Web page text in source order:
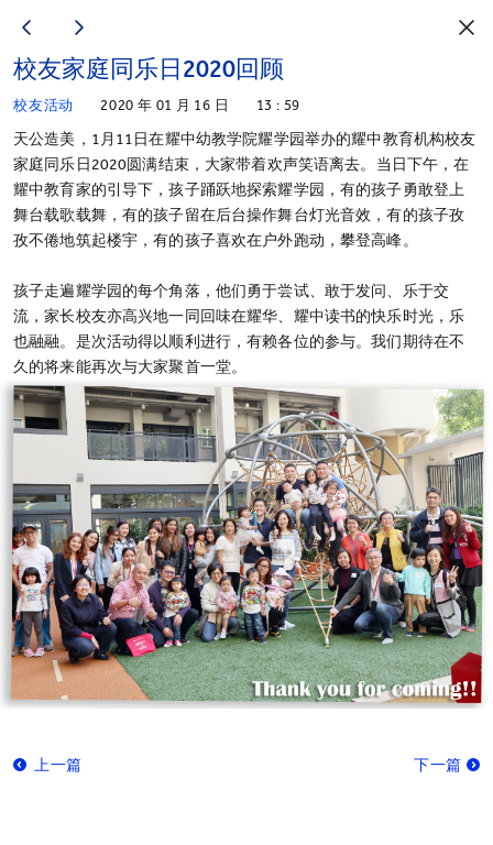
校友家庭同乐日2020回顾
校友活动 2020 年 01 月 16 日 13 : 59
天公造美，1月11日在耀中幼教学院耀学园举办的耀中教育机构校友
家庭同乐日2020圆满结束，大家带着欢声笑语离去。当日下午，在
耀中教育家的引导下，孩子踊跃地探索耀学园，有的孩子勇敢登上
舞台载歌载舞，有的孩子留在后台操作舞台灯光音效，有的孩子孜
孜不倦地筑起楼宇，有的孩子喜欢在户外跑动，攀登高峰。
孩子走遍耀学园的每个角落，他们勇于尝试、敢于发问、乐于交
流，家长校友亦高兴地一同回味在耀华、耀中读书的快乐时光，乐
也融融。是次活动得以顺利进行，有赖各位的参与。我们期待在不
久的将来能再次与大家聚首一堂。
上一篇 下一篇